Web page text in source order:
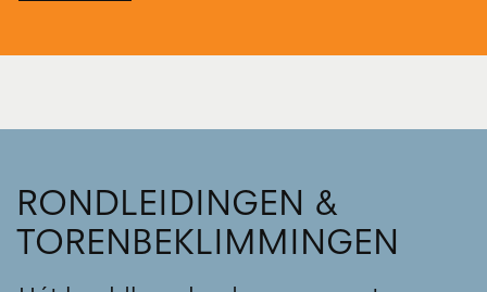
RONDLEIDINGEN &
TORENBEKLIMMINGEN